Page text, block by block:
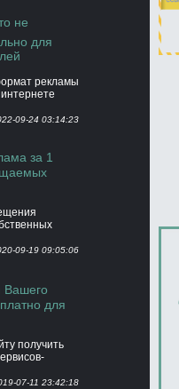
не
для
рекламы
09-24 03:14:23
за 1
09-19 09:05:06
Вашего
для
получить
07-11 23:42:18